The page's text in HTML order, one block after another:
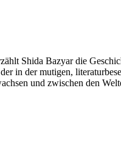
Shida Bazyar die
in der mutigen,
und zwischen den